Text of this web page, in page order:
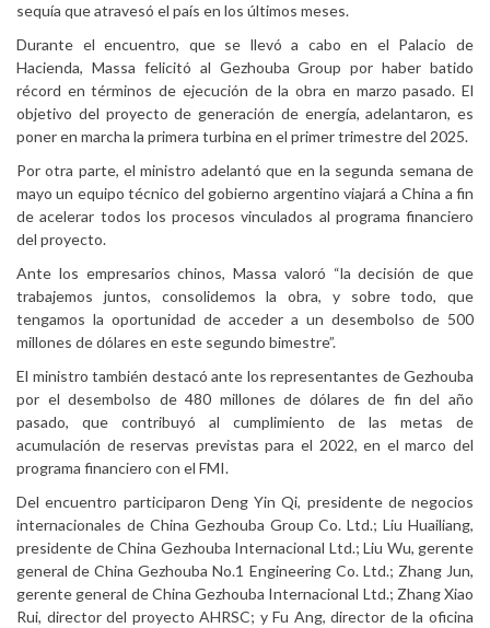
sequía que atravesó el país en los últimos meses.
Durante el encuentro, que se llevó a cabo en el Palacio de
Hacienda, Massa felicitó al Gezhouba Group por haber batido
récord en términos de ejecución de la obra en marzo pasado. El
objetivo del proyecto de generación de energía, adelantaron, es
poner en marcha la primera turbina en el primer trimestre del 2025.
Por otra parte, el ministro adelantó que en la segunda semana de
mayo un equipo técnico del gobierno argentino viajará a China a fin
de acelerar todos los procesos vinculados al programa financiero
del proyecto.
Ante los empresarios chinos, Massa valoró “la decisión de que
trabajemos juntos, consolidemos la obra, y sobre todo, que
tengamos la oportunidad de acceder a un desembolso de 500
millones de dólares en este segundo bimestre”.
El ministro también destacó ante los representantes de Gezhouba
por el desembolso de 480 millones de dólares de fin del año
pasado, que contribuyó al cumplimiento de las metas de
acumulación de reservas previstas para el 2022, en el marco del
programa financiero con el FMI.
Del encuentro participaron Deng Yin Qi, presidente de negocios
internacionales de China Gezhouba Group Co. Ltd.; Liu Huailiang,
presidente de China Gezhouba Internacional Ltd.; Liu Wu, gerente
general de China Gezhouba No.1 Engineering Co. Ltd.; Zhang Jun,
gerente general de China Gezhouba Internacional Ltd.; Zhang Xiao
Rui, director del proyecto AHRSC; y Fu Ang, director de la oficina